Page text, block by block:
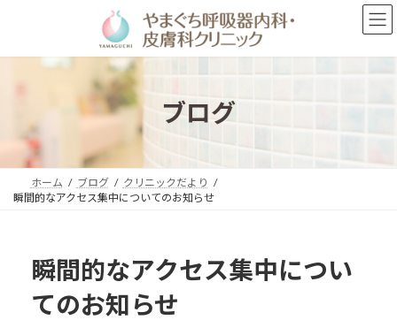
ン
プ
ー
動
ブログ
ホーム ブログ
クリニックだより
瞬間的なアクセス集中についてのお知らせ
瞬間的なアクセス集中につい
てのお知らせ